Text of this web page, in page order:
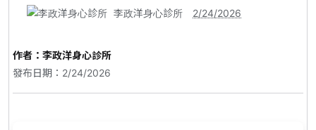
李政洋身心診所 2/24/2026
作者： 李政洋身心診所
發布日期：2/24/2026